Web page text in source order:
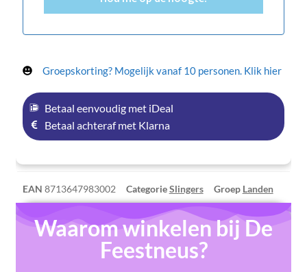
Groepskorting? Mogelijk vanaf 10 personen. Klik hier
Betaal eenvoudig met iDeal
Betaal achteraf met Klarna
EAN 8713647983002 CategorieSlingers Groep Landen
Waarom winkelen bij De
Feestneus?